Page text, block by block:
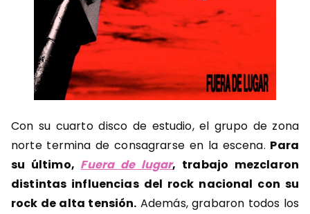
Con su cuarto disco de estudio, el grupo de zona
norte termina de consagrarse en la escena. Para
su último, Fuera de lugar, trabajo mezclaron
distintas influencias del rock nacional con su
rock de alta tensión. Además, grabaron todos los